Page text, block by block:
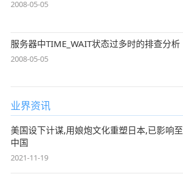
2008-05-05
服务器中TIME_WAIT状态过多时的排查分析
2008-05-05
业界资讯
美国设下计谋,用娘炮文化重塑日本,已影响至
中国
2021-11-19